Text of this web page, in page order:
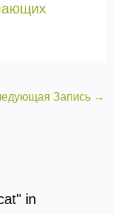
Запись →
in